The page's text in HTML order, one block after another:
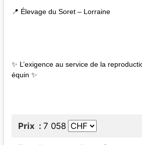
📍 Élevage du Soret – Lorraine
✨ L’exigence au service de la
équin ✨
Prix 7 058